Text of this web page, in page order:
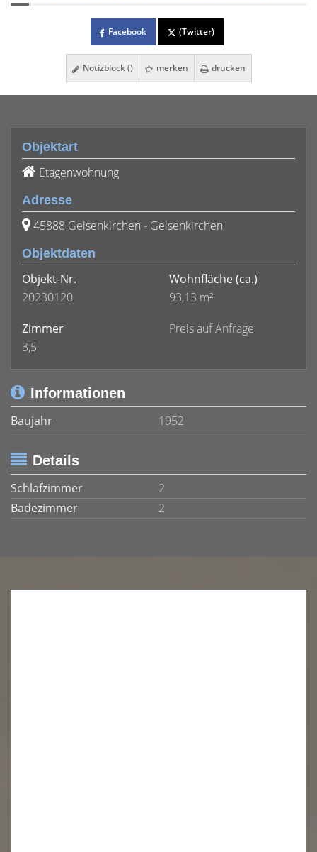
Facebook (Twitter)
Notizblock () merken drucken
Objektart
Etagenwohnung
Adresse
45888 Gelsenkirchen - Gelsenkirchen
Objektdaten
Objekt-Nr.
20230120
Wohnfläche (ca.)
93,13 m²
Zimmer
3,5
Preis auf Anfrage
Informationen
Baujahr
1952
Details
Schlafzimmer
2
Badezimmer
2